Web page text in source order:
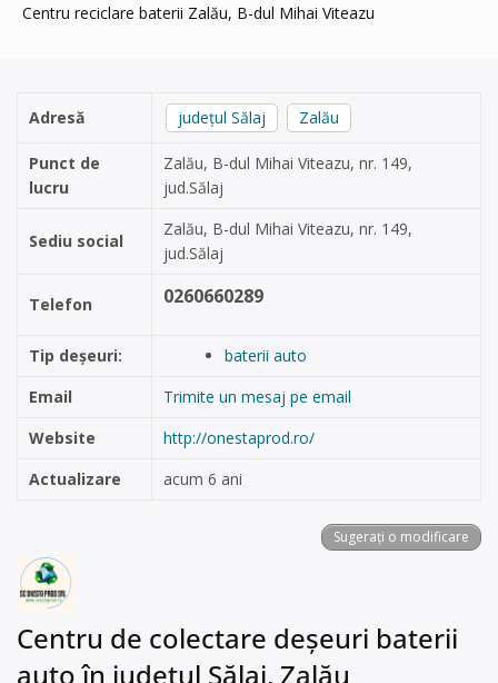
Centru reciclare baterii Zalău, B-dul Mihai Viteazu
Adresă județul Sălaj Zalău
Punct de
lucru
Zalău, B-dul Mihai Viteazu, nr. 149,
jud.Sălaj
Sediu social
Zalău, B-dul Mihai Viteazu, nr. 149,
jud.Sălaj
Telefon 0260660289
Tip deșeuri:
baterii auto
Email
Trimite un mesaj pe email
Website
http://onestaprod.ro/
Actualizare
acum 6 ani
Sugerați o modificare
Centru de colectare deșeuri baterii
auto în județul Sălaj, Zalău